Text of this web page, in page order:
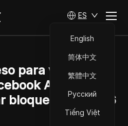
ES
English
简体中文
繁體中文
Русский
Tiếng Việt
para verificar la
Ads: cómo
bloqueos en 2026